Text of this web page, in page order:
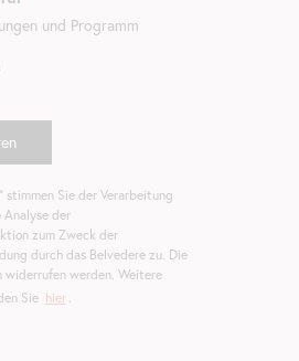
und Programm
stimmen Sie der Verarbeitung
Analyse der
zum Zweck der
durch das Belvedere zu. Die
widerrufen werden. Weitere
Sie hier .